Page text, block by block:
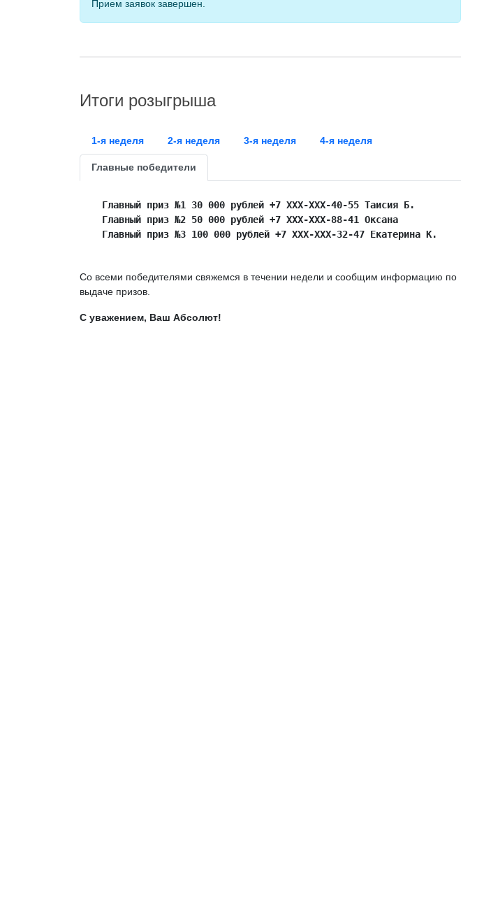
Прием заявок завершен.
Итоги розыгрыша
1-я неделя 2-я неделя 3-я неделя 4-я неделя
Главные победители
Главный приз №1 30 000 рублей +7 ХХХ-ХХХ-40-55 Таисия Б.
Главный приз №2 50 000 рублей +7 ХХХ-ХХХ-88-41 Оксана
Главный приз №3 100 000 рублей +7 ХХХ-ХХХ-32-47 Екатерина К.
Со всеми победителями свяжемся в течении недели и сообщим информацию по
выдаче призов.
С уважением, Ваш Абсолют!